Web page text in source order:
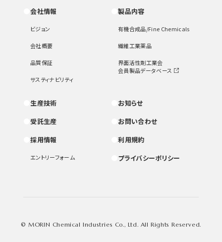
会社情報
ビジョン
会社概要
品質保証
サスティナビリティ
製品内容
有機合成品/Fine Chemicals
繊維工業薬品
界面活性剤工業会
会員製品データベース
生産技術
受託生産
採用情報
エントリーフォーム
お知らせ
お問い合わせ
利用規約
プライバシーポリシー
© MORIN Chemical Industries Co., Ltd. All Rights Reserved.